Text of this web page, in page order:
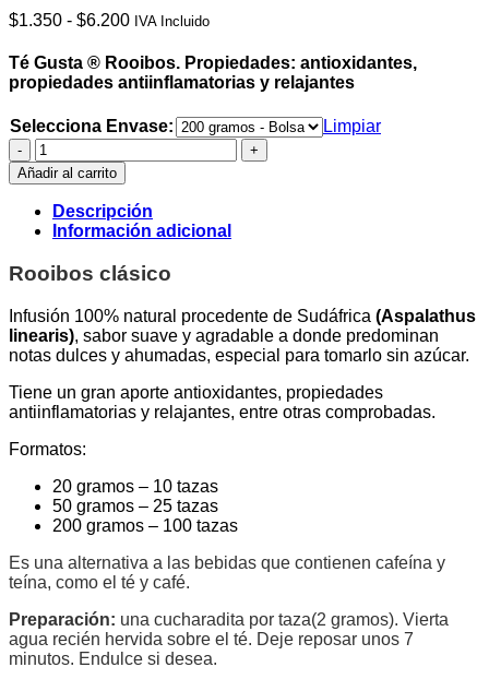
$1.350 - $6.200Rango
precios:
desde
$6.200
IVA Incluido
Té Gusta ® Rooibos. Propiedades: antioxidantes,
propiedades antiinflamatorias y relajantes
Selecciona Envase:
Limpiar
Rooibos
Clasico
-
Té
Gusta®
cantidad
Añadir al carrito
Descripción
Información adicional
Rooibos clásico
Infusión 100% natural procedente de Sudáfrica (Aspalathus
linearis), sabor suave y agradable a donde predominan
notas dulces y ahumadas, especial para tomarlo sin azúcar.
Tiene un gran aporte antioxidantes, propiedades
antiinflamatorias y relajantes, entre otras comprobadas.
Formatos:
20 gramos – 10 tazas
50 gramos – 25 tazas
200 gramos – 100 tazas
Es una alternativa a las bebidas que contienen cafeína y
teína, como el té y café.
Preparación: una cucharadita por taza(2 gramos). Vierta
agua recién hervida sobre el té. Deje reposar unos 7
minutos. Endulce si desea.